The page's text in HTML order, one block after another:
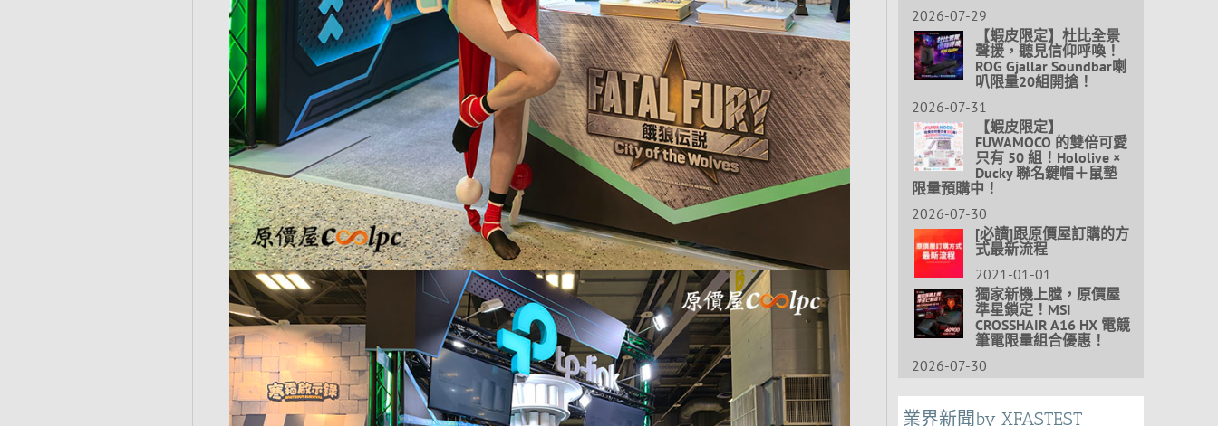
2026-07-29
【蝦皮限定】杜比全景
聲援，聽見信仰呼喚！
ROG Gjallar Soundbar喇
叭限量20組開搶！
2026-07-31
【蝦皮限定】
FUWAMOCO 的雙倍可愛
只有 50 組！Hololive ×
Ducky 聯名鍵帽＋鼠墊
限量預購中！
2026-07-30
[必讀]跟原價屋訂購的方
式最新流程
2021-01-01
獨家新機上膛，原價屋
準星鎖定！MSI
CROSSHAIR A16 HX 電競
筆電限量組合優惠！
2026-07-30
業界新聞by XFASTEST